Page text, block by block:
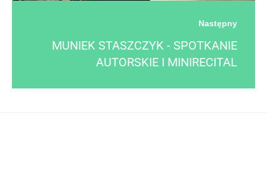
Następny
MUNIEK STASZCZYK - SPOTKANIE
AUTORSKIE I MINIRECITAL